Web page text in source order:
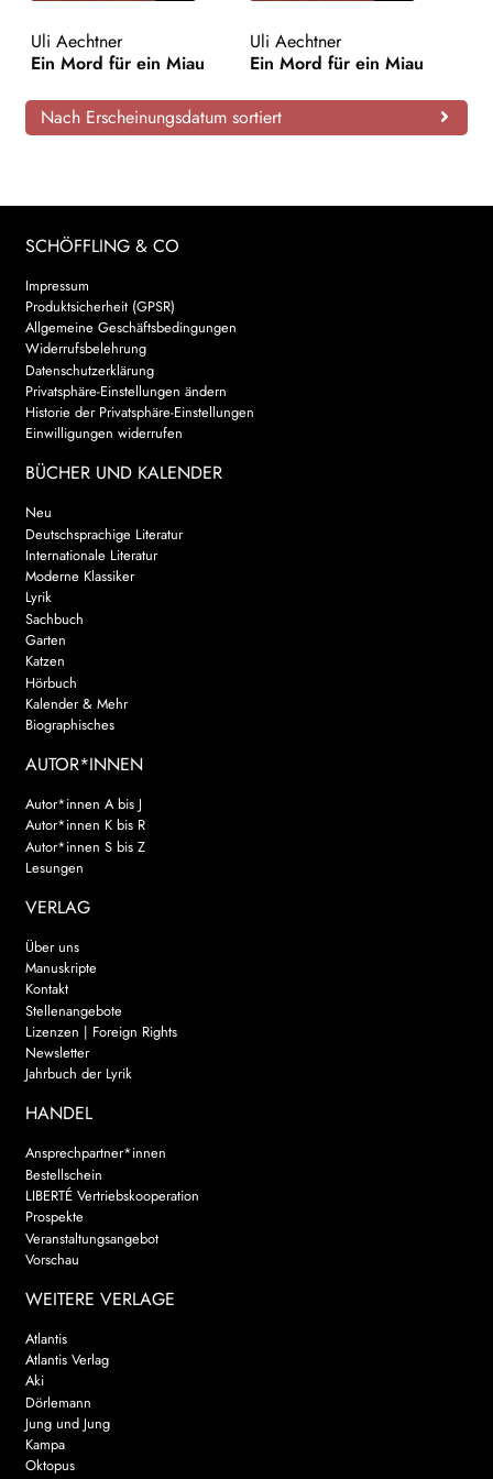
AKTUELLES
WEITERE VERLAGE
Search:
Uli Aechtner
Ein Mord für ein Miau
Uli Aechtner
Ein Mord für ein Miau
Nach Erscheinungsdatum sortiert
SCHÖFFLING & CO
Impressum
Produktsicherheit (GPSR)
Allgemeine Geschäftsbedingungen
Widerrufsbelehrung
Datenschutzerklärung
Privatsphäre-Einstellungen ändern
Historie der Privatsphäre-Einstellungen
Einwilligungen widerrufen
BÜCHER UND KALENDER
Neu
Deutschsprachige Literatur
Internationale Literatur
Moderne Klassiker
Lyrik
Sachbuch
Garten
Katzen
Hörbuch
Kalender & Mehr
Biographisches
AUTOR*INNEN
Autor*innen A bis J
Autor*innen K bis R
Autor*innen S bis Z
Lesungen
VERLAG
Über uns
Manuskripte
Kontakt
Stellenangebote
Lizenzen | Foreign Rights
Newsletter
Jahrbuch der Lyrik
HANDEL
Ansprechpartner*innen
Bestellschein
LIBERTÉ Vertriebskooperation
Prospekte
Veranstaltungsangebot
Vorschau
WEITERE VERLAGE
Atlantis
Atlantis Verlag
Aki
Dörlemann
Jung und Jung
Kampa
Oktopus